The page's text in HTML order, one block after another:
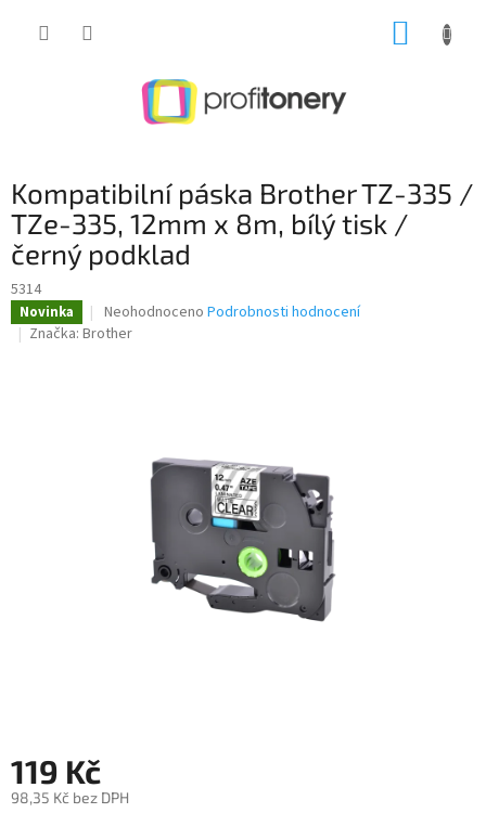
Kompatibilní páska Brother TZ-335 /
TZe-335, 12mm x 8m, bílý tisk /
černý podklad
5314
Novinka
Průměrné
hodnocení
hvězdiček.
Neohodnoceno Podrobnosti hodnocení
Značka: Brother
119 Kč
98,35 Kč bez DPH